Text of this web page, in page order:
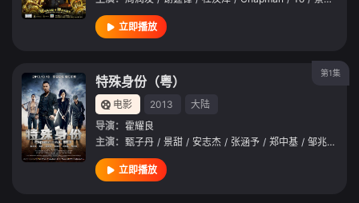
立即播放
第1集
特殊身份（粤）
电影 2013
大陆
导演： 霍耀良
主演： 甄子丹 / 景甜 / 安志杰 / 张涵予 / 郑中基 / 邹兆龙
立即播放